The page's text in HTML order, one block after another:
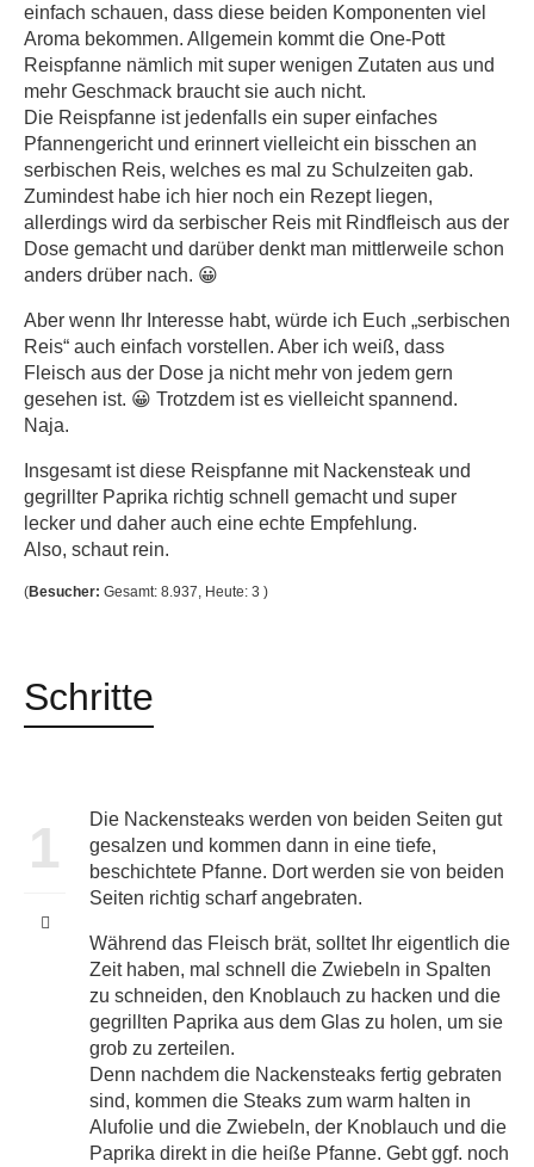
einfach schauen, dass diese beiden Komponenten viel
Aroma bekommen. Allgemein kommt die One-Pott
Reispfanne nämlich mit super wenigen Zutaten aus und
mehr Geschmack braucht sie auch nicht.
Die Reispfanne ist jedenfalls ein super einfaches
Pfannengericht und erinnert vielleicht ein bisschen an
serbischen Reis, welches es mal zu Schulzeiten gab.
Zumindest habe ich hier noch ein Rezept liegen,
allerdings wird da serbischer Reis mit Rindfleisch aus der
Dose gemacht und darüber denkt man mittlerweile schon
anders drüber nach. 😀
Aber wenn Ihr Interesse habt, würde ich Euch „serbischen
Reis“ auch einfach vorstellen. Aber ich weiß, dass
Fleisch aus der Dose ja nicht mehr von jedem gern
gesehen ist. 😀 Trotzdem ist es vielleicht spannend.
Naja.
Insgesamt ist diese Reispfanne mit Nackensteak und
gegrillter Paprika richtig schnell gemacht und super
lecker und daher auch eine echte Empfehlung.
Also, schaut rein.
(Besucher: Gesamt: 8.937, Heute: 3 )
Schritte
1
Die Nackensteaks werden von beiden Seiten gut
gesalzen und kommen dann in eine tiefe,
beschichtete Pfanne. Dort werden sie von beiden
Seiten richtig scharf angebraten.
Während das Fleisch brät, solltet Ihr eigentlich die
Zeit haben, mal schnell die Zwiebeln in Spalten
zu schneiden, den Knoblauch zu hacken und die
gegrillten Paprika aus dem Glas zu holen, um sie
grob zu zerteilen.
Denn nachdem die Nackensteaks fertig gebraten
sind, kommen die Steaks zum warm halten in
Alufolie und die Zwiebeln, der Knoblauch und die
Paprika direkt in die heiße Pfanne. Gebt ggf. noch